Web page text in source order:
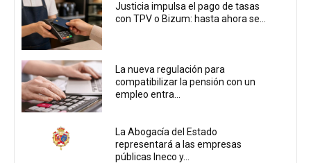
Justicia impulsa el pago de tasas
con TPV o Bizum: hasta ahora se...
La nueva regulación para
compatibilizar la pensión con un
empleo entra...
La Abogacía del Estado
representará a las empresas
públicas Ineco y...